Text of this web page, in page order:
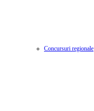
Concursuri regionale